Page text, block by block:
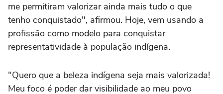
me permitiram valorizar ainda mais tudo o que
tenho conquistado", afirmou. Hoje, vem usando a
profissão como modelo para conquistar
representatividade à população indígena.
"Quero que a beleza indígena seja mais valorizada!
Meu foco é poder dar visibilidade ao meu povo